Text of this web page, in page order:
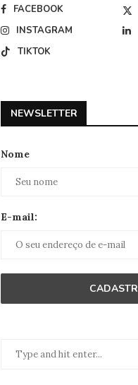
FACEBOOK
INSTAGRAM
TIKTOK
NEWSLETTER
Nome
E-mail: